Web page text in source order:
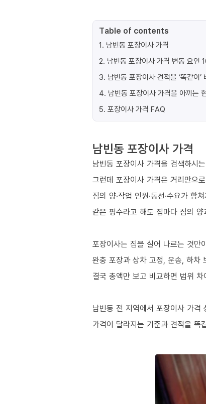
Table of contents
1. 남빈동 포장이사 가격
2. 남빈동 포장이사 가격 변동 요인
3. 남빈동 포장이사 견적을 ‘똑같이’
4. 남빈동 포장이사 가격을 아끼는
5. 포장이사 가격 FAQ
남빈동 포장이사 가격
남빈동 포장이사 가격을 검색하시
그런데 포장이사 가격은 거리만으
짐의 양·작업 인원·동선·수요가 합
같은 평수라고 해도 집마다 짐의
포장이사는 짐을 실어 나르는 것만
완충 포장과 상차 고정, 운송, 하차
결국 총액만 보고 비교하면 범위
남빈동 전 지역에서 포장이사 가격
가격이 달라지는 기준과 견적을 똑